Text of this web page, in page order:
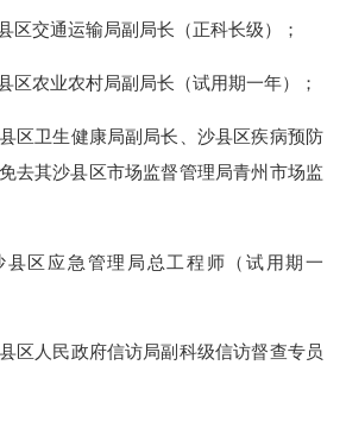
交通运输局副局长（正科长级）；
农业农村局副局长（试用期一年）；
卫生健康局副局长、沙县区疾病预防
去其沙县区市场监督管理局青州市场监
应急管理局总工程师（试用期一
人民政府信访局副科级信访督查专员